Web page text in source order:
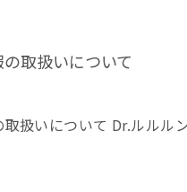
取扱いについて
扱いについて Dr.ルル